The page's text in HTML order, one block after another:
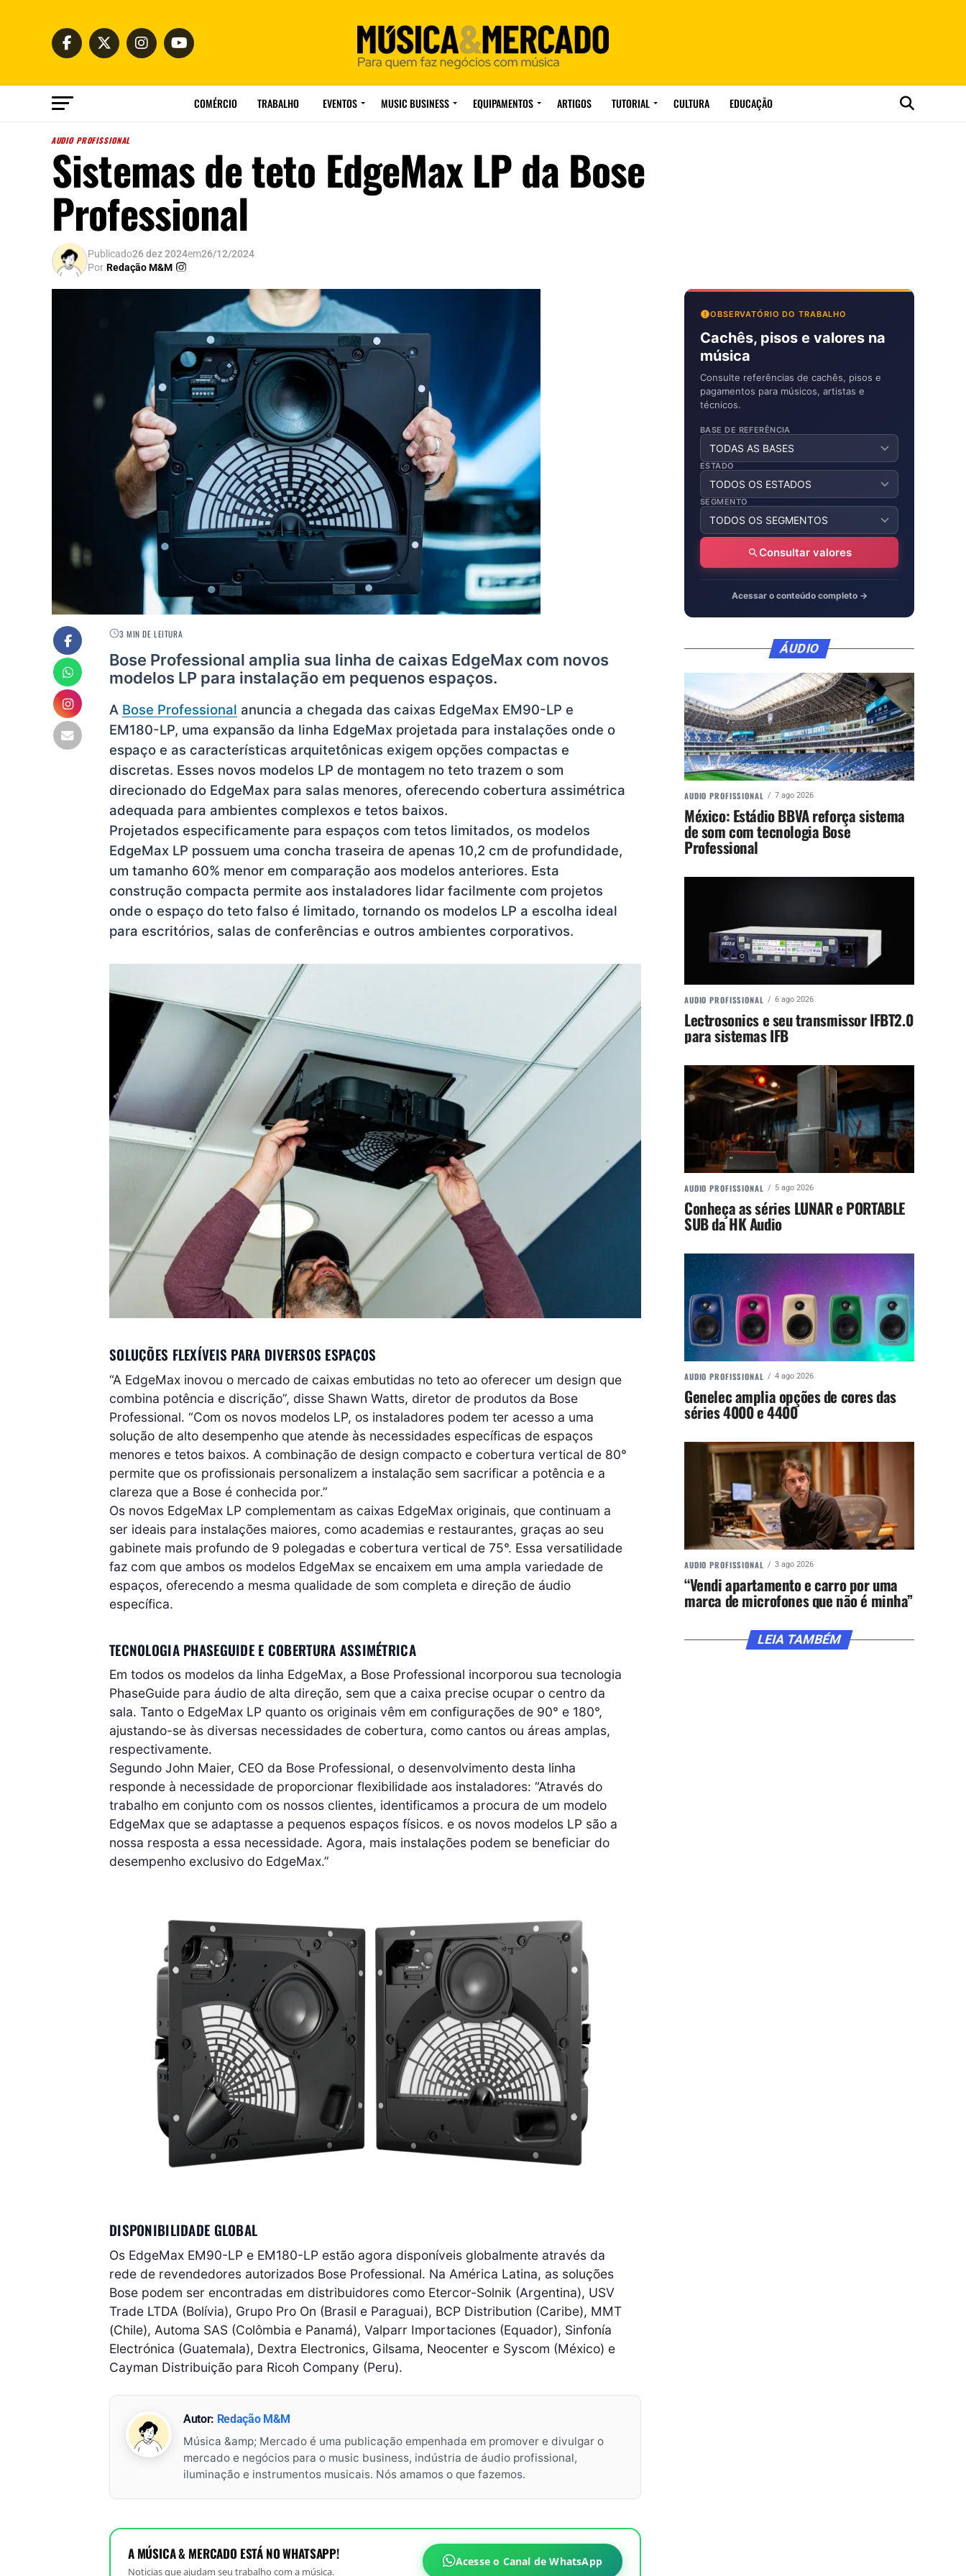
COMÉRCIO TRABALHO EVENTOS MUSIC BUSINESS EQUIPAMENTOS ARTIGOS TUTORIAL CULTURA EDUCAÇÃO
AUDIO PROFISSIONAL
Sistemas de teto EdgeMax LP da Bose
Professional
Publicado26 dez 2024em26/12/2024
Por Redação M&M
3 MIN DE LEITURA
Bose Professional amplia sua linha de caixas EdgeMax com novos
modelos LP para instalação em pequenos espaços.
A Bose Professional anuncia a chegada das caixas EdgeMax EM90-LP e
EM180-LP, uma expansão da linha EdgeMax projetada para instalações onde o
espaço e as características arquitetônicas exigem opções compactas e
discretas. Esses novos modelos LP de montagem no teto trazem o som
direcionado do EdgeMax para salas menores, oferecendo cobertura assimétrica
adequada para ambientes complexos e tetos baixos.
Projetados especificamente para espaços com tetos limitados, os modelos
EdgeMax LP possuem uma concha traseira de apenas 10,2 cm de profundidade,
um tamanho 60% menor em comparação aos modelos anteriores. Esta
construção compacta permite aos instaladores lidar facilmente com projetos
onde o espaço do teto falso é limitado, tornando os modelos LP a escolha ideal
para escritórios, salas de conferências e outros ambientes corporativos.
SOLUÇÕES FLEXÍVEIS PARA DIVERSOS ESPAÇOS
“A EdgeMax inovou o mercado de caixas embutidas no teto ao oferecer um design que
combina potência e discrição”, disse Shawn Watts, diretor de produtos da Bose
Professional. “Com os novos modelos LP, os instaladores podem ter acesso a uma
solução de alto desempenho que atende às necessidades específicas de espaços
menores e tetos baixos. A combinação de design compacto e cobertura vertical de 80°
permite que os profissionais personalizem a instalação sem sacrificar a potência e a
clareza que a Bose é conhecida por.”
Os novos EdgeMax LP complementam as caixas EdgeMax originais, que continuam a
ser ideais para instalações maiores, como academias e restaurantes, graças ao seu
gabinete mais profundo de 9 polegadas e cobertura vertical de 75°. Essa versatilidade
faz com que ambos os modelos EdgeMax se encaixem em uma ampla variedade de
espaços, oferecendo a mesma qualidade de som completa e direção de áudio
específica.
TECNOLOGIA PHASEGUIDE E COBERTURA ASSIMÉTRICA
Em todos os modelos da linha EdgeMax, a Bose Professional incorporou sua tecnologia
PhaseGuide para áudio de alta direção, sem que a caixa precise ocupar o centro da
sala. Tanto o EdgeMax LP quanto os originais vêm em configurações de 90° e 180°,
ajustando-se às diversas necessidades de cobertura, como cantos ou áreas amplas,
respectivamente.
Segundo John Maier, CEO da Bose Professional, o desenvolvimento desta linha
responde à necessidade de proporcionar flexibilidade aos instaladores: “Através do
trabalho em conjunto com os nossos clientes, identificamos a procura de um modelo
EdgeMax que se adaptasse a pequenos espaços físicos. e os novos modelos LP são a
nossa resposta a essa necessidade. Agora, mais instalações podem se beneficiar do
desempenho exclusivo do EdgeMax.”
DISPONIBILIDADE GLOBAL
Os EdgeMax EM90-LP e EM180-LP estão agora disponíveis globalmente através da
rede de revendedores autorizados Bose Professional. Na América Latina, as soluções
Bose podem ser encontradas em distribuidores como Etercor-Solnik (Argentina), USV
Trade LTDA (Bolívia), Grupo Pro On (Brasil e Paraguai), BCP Distribution (Caribe), MMT
(Chile), Automa SAS (Colômbia e Panamá), Valparr Importaciones (Equador), Sinfonía
Electrónica (Guatemala), Dextra Electronics, Gilsama, Neocenter e Syscom (México) e
Cayman Distribuição para Ricoh Company (Peru).
Autor: Redação M&M
Música &amp; Mercado é uma publicação empenhada em promover e divulgar o
mercado e negócios para o music business, indústria de áudio profissional,
iluminação e instrumentos musicais. Nós amamos o que fazemos.
A MÚSICA & MERCADO ESTÁ NO WHATSAPP!
Noticias que ajudam seu trabalho com a música.
Acesse o Canal de WhatsApp
OBSERVATÓRIO DO TRABALHO
Cachês, pisos e valores na
música
Consulte referências de cachês, pisos e
pagamentos para músicos, artistas e
técnicos.
BASE DE REFERÊNCIA
ESTADO
SEGMENTO
Consultar valores
Acessar o conteúdo completo →
ÁUDIO
AUDIO PROFISSIONAL 7 ago 2026
México: Estádio BBVA reforça sistema
de som com tecnologia Bose
Professional
AUDIO PROFISSIONAL 6 ago 2026
Lectrosonics e seu transmissor IFBT2.0
para sistemas IFB
AUDIO PROFISSIONAL 5 ago 2026
Conheça as séries LUNAR e PORTABLE
SUB da HK Audio
AUDIO PROFISSIONAL 4 ago 2026
Genelec amplia opções de cores das
séries 4000 e 4400
AUDIO PROFISSIONAL 3 ago 2026
“Vendi apartamento e carro por uma
marca de microfones que não é minha”
LEIA TAMBÉM